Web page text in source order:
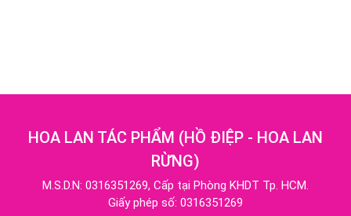
HOA LAN TÁC PHẨM (HỒ ĐIỆP - HOA LAN
RỪNG)
M.S.D.N: 0316351269, Cấp tại Phòng KHDT Tp. HCM.
Giấy phép số: 0316351269